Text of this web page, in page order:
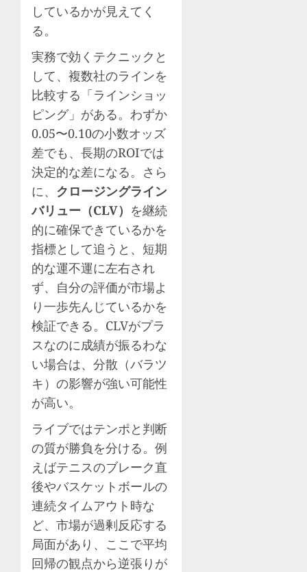
しているかが見えてく
る。
実務で効くテクニックと
して、複数社のラインを
比較する「ラインショッ
ピング」がある。わずか
0.05〜0.10の小数オッズ
差でも、長期のROIでは
決定的な差になる。さら
に、 クロージングライン
バリュー（CLV） を継続
的に確保できているかを
指標として追うと、短期
的な運不運に左右され
ず、自分の評価が市場よ
り一歩先んじているかを
検証できる。CLVがプラ
スなのに成績が振るわな
い場合は、分散（バラツ
キ）の影響が強い可能性
が高い。
ライブではテンポと判断
の質が勝負を分ける。例
えばテニスのブレーク直
後やバスケットボールの
連続タイムアウト時な
ど、市場が過剰反応する
局面があり、ここで平均
回帰の観点から逆張りが